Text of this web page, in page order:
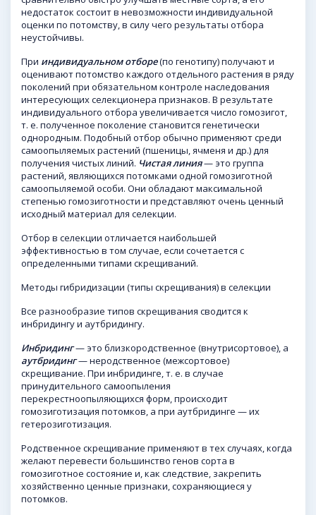
недостаток состоит в невозможности индивидуальной
оценки по потомству, в силу чего результаты отбора
неустойчивы.
При индивидуальном отборе(по генотипу) получают и
оценивают потомство каждого отдельного растения в ряду
поколений при обязательном контроле наследования
интересующих селекционера признаков. В результате
индивидуального отбора увеличивается число гомозигот,
т. е. полученное поколение становится генетически
однородным. Подобный отбор обычно применяют среди
самоопыляемых растений (пшеницы, ячменя и др.) для
получения чистых линий. Чистая линия— это группа
растений, являющихся потомками одной гомозиготной
самоопыляемой особи. Они обладают максимальной
степенью гомозиготности и представляют очень ценный
исходный материал для селекции.
Отбор в селекции отличается наибольшей
эффективностью в том случае, если сочетается с
определенными типами скрещиваний.
Методы гибридизации (типы скрещивания) в селекции
Все разнообразие типов скрещивания сводится к
инбридингу и аутбридингу.
Инбридинг— это близкородственное (внутрисортовое), а
аутбридинг— неродственное (межсортовое)
скрещивание. При инбридинге, т. е. в случае
принудительного самоопыления
перекрестноопыляющихся форм, происходит
гомозиготизация потомков, а при аутбридинге — их
гетерозиготизация.
Родственное скрещивание применяют в тех случаях, когда
желают перевести большинство генов сорта в
гомозиготное состояние и, как следствие, закрепить
хозяйственно ценные признаки, сохраняющиеся у
потомков.